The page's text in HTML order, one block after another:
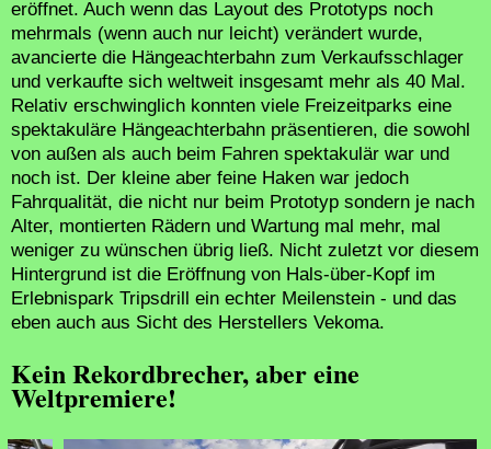
eröffnet. Auch wenn das Layout des Prototyps noch
mehrmals (wenn auch nur leicht) verändert wurde,
avancierte die Hängeachterbahn zum Verkaufsschlager
und verkaufte sich weltweit insgesamt mehr als 40 Mal.
Relativ erschwinglich konnten viele Freizeitparks eine
spektakuläre Hängeachterbahn präsentieren, die sowohl
von außen als auch beim Fahren spektakulär war und
noch ist. Der kleine aber feine Haken war jedoch
Fahrqualität, die nicht nur beim Prototyp sondern je nach
Alter, montierten Rädern und Wartung mal mehr, mal
weniger zu wünschen übrig ließ. Nicht zuletzt vor diesem
Hintergrund ist die Eröffnung von Hals-über-Kopf im
Erlebnispark Tripsdrill ein echter Meilenstein - und das
eben auch aus Sicht des Herstellers Vekoma.
Kein Rekordbrecher, aber eine
Weltpremiere!